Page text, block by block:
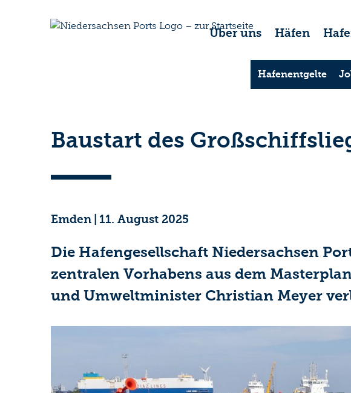
Über uns Häfen
Hafenentgelte
Baustart des
Emden 11. August 2025
Die Hafengesellschaft Niedersachsen
zentralen Vorhabens aus dem
und Umweltminister Christian Meyer